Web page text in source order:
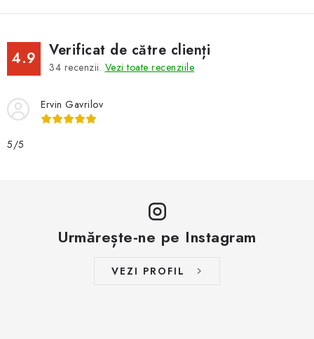
4.9 Verificat de către clienți
34 recenzii. Vezi toate recenziile
Ervin Gavrilov
5/5
Urmărește-ne pe Instagram
VEZI PROFIL